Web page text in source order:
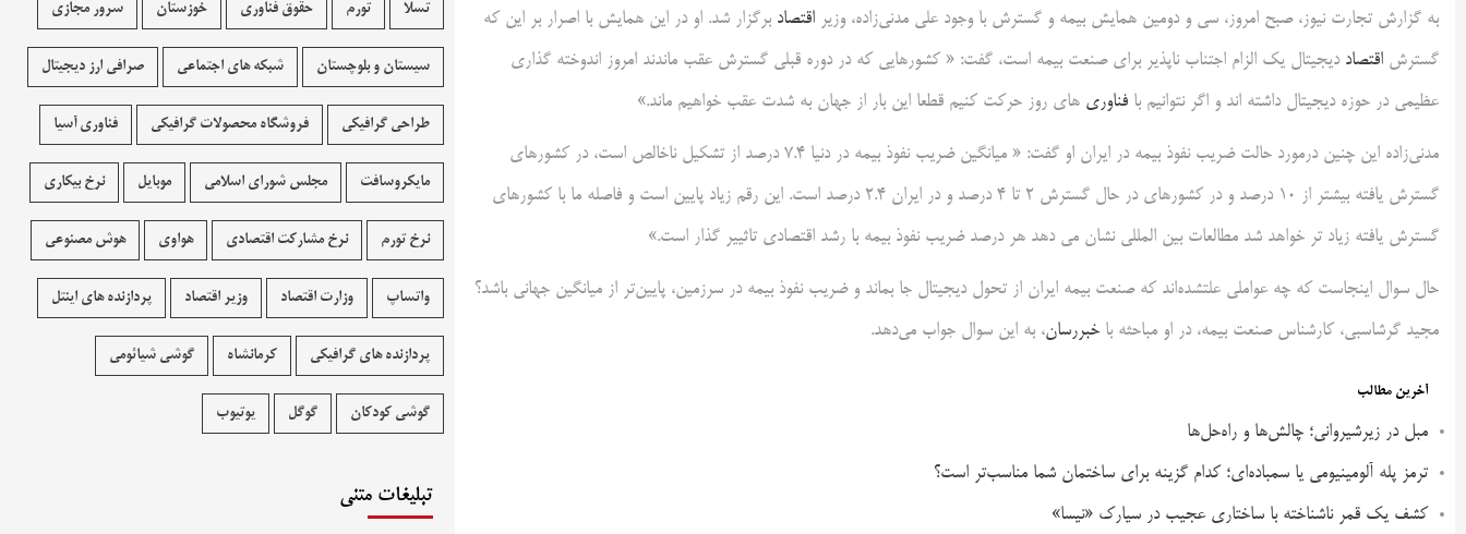
به گزارش تجارت نیوز، صبح امروز، سی و دومین همایش بیمه و گسترش با وجود علی مدنی‌زاده، وزیر اقتصاد برگزار شد. او در این همایش با اصرار بر این که
گسترش اقتصاد دیجیتال یک الزام اجتناب ناپذیر برای صنعت بیمه است، گفت: « کشورهایی که در دوره قبلی گسترش عقب ماندند امروز اندوخته گذاری
عظیمی در حوزه دیجیتال داشته اند و اگر نتوانیم با فناوری های روز حرکت کنیم قطعا این بار از جهان به شدت عقب خواهیم ماند.»
مدنی‌زاده این چنین درمورد حالت ضریب نفوذ بیمه در ایران او گفت: « میانگین ضریب نفوذ بیمه در دنیا ۷.۴ درصد از تشکیل ناخالص است، در کشورهای
گسترش یافته بیشتر از ۱۰ درصد و در کشورهای در حال گسترش ۲ تا ۴ درصد و در ایران ۲.۴ درصد است. این رقم زیاد پایین است و فاصله ما با کشورهای
گسترش یافته زیاد تر خواهد شد مطالعات بین المللی نشان می دهد هر درصد ضریب نفوذ بیمه با رشد اقتصادی تاثییر گذار است.»
حال سوال اینجاست که چه عواملی علتشده‌اند که صنعت بیمه ایران از تحول دیجیتال جا بماند و ضریب نفوذ بیمه در سرزمین، پایین‌تر از میانگین جهانی باشد؟
مجید گرشاسبی، کارشناس صنعت بیمه، در او مباحثه با خبررسان، به این سوال جواب می‌دهد.
آخرین مطالب
مبل در زیرشیروانی؛ چالش‌ها و راه‌حل‌ها
ترمز پله آلومینیومی یا سمباده‌ای؛ کدام گزینه برای ساختمان شما مناسب‌تر است؟
کشف یک قمر ناشناخته با ساختاری عجیب در سیارک «نیسا»
تسلا تورم حقوق فناوری خوزستان سرور مجازی
سیستان و بلوچستان شبکه های اجتماعی صرافی ارز دیجیتال
طراحی گرافیکی فروشگاه محصولات گرافيکی فناوری آسیا
مایکروسافت مجلس شورای اسلامی موبایل نرخ بیکاری
نرخ تورم نرخ مشارکت اقتصادی هواوی هوش مصنوعی
واتساپ وزارت اقتصاد وزیر اقتصاد پردازنده های اینتل
پردازنده های گرافیکی کرمانشاه گوشی شیائومی
گوشی کودکان گوگل یوتیوب
تبلیغات متنی